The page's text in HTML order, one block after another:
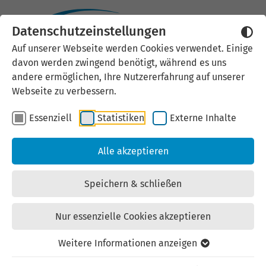
Datenschutzeinstellungen
Auf unserer Webseite werden Cookies verwendet. Einige
davon werden zwingend benötigt, während es uns
andere ermöglichen, Ihre Nutzererfahrung auf unserer
Webseite zu verbessern.
Essenziell Statistiken Externe Inhalte
Alle akzeptieren
Speichern & schließen
Nur essenzielle Cookies akzeptieren
Weitere Informationen anzeigen
Aktionsbündnis zur
Stärkung der Innenstädte
widmet sich 2026 dem
Schwerpunktthema
Leerstandsbewältigung
Treffen des Aktionsbündnisses
„Innenstädte mit Zukunft“ am 24.
Februar im Thüringer